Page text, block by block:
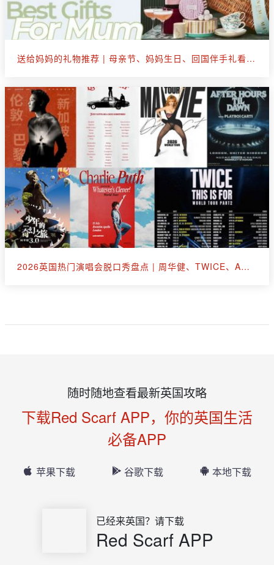
送给妈妈的礼物推荐 | 母亲节、妈妈生日、回国伴手礼看这篇就够了
2026英国热门演唱会脱口秀盘点 | 周华健、TWICE、A妹、断眉、王嘉尔
随时随地查看最新英国攻略
下载Red Scarf APP，你的英国生活
必备APP
苹果下载 谷歌下载 本地下载
已经来英国？请下载
Red Scarf APP